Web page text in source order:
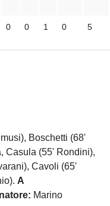
0 0 1 0 5
Boschetti (68'
Casula (55' Rondini),
Cavoli (65'
A
Marino